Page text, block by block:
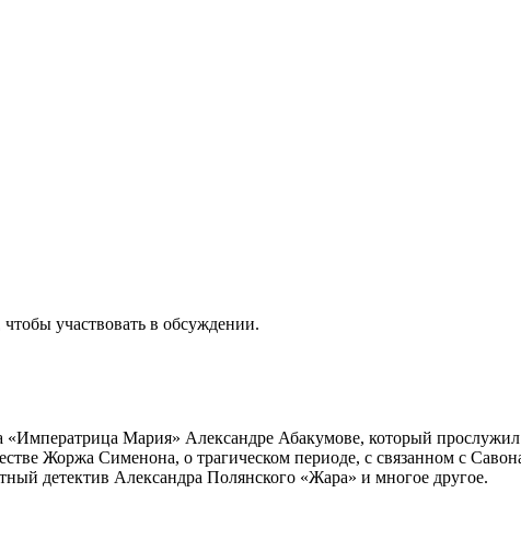
чтобы участвовать в обсуждении.
Мария» Александре Абакумове, который
Жоржа Сименона, о трагическом периоде, с связанном с
детектив Александра Полянского «Жара» и многое другое.